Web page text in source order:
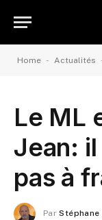
Home - Actualités
Le ML
Jean: il
pas à
Par